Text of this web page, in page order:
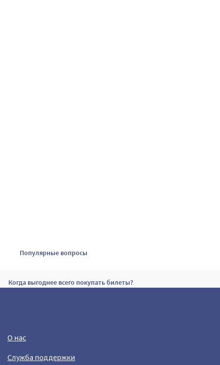
Популярные вопросы
Когда выгоднее всего покупать билеты?
Могу ли я путешествовать со своим домашним животным?
О нас
Служба поддержки